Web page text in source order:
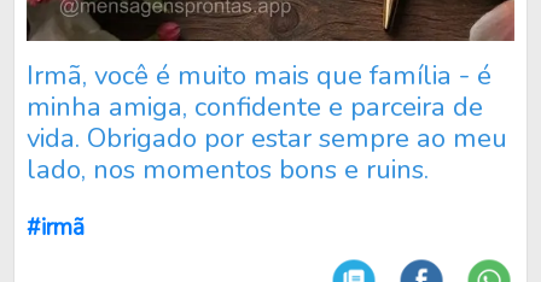
Irmã, você é muito mais que família - é
minha amiga, confidente e parceira de
vida. Obrigado por estar sempre ao meu
lado, nos momentos bons e ruins.
#irmã